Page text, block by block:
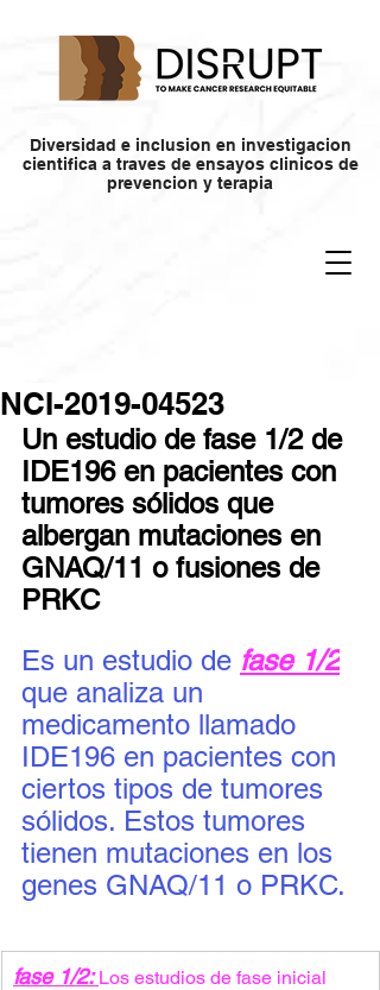
Diversidad e inclusion en investigacion
cientifica a traves de ensayos clinicos de
prevencion y terapia
NCI-2019-04523
Un estudio de fase 1/2 de
IDE196 en pacientes con
tumores sólidos que
albergan mutaciones en
GNAQ/11 o fusiones de
PRKC
Es un estudio de fase 1/2
que analiza un
medicamento llamado
IDE196 en pacientes con
ciertos tipos de tumores
sólidos. Estos tumores
tienen mutaciones en los
genes GNAQ/11 o PRKC.
fase 1/2: Los estudios de fase inicial